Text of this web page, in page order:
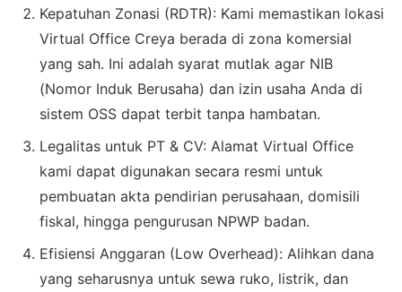
Kepatuhan Zonasi (RDTR): Kami memastikan lokasi
Virtual Office Creya berada di zona komersial
yang sah. Ini adalah syarat mutlak agar NIB
(Nomor Induk Berusaha) dan izin usaha Anda di
sistem OSS dapat terbit tanpa hambatan.
Legalitas untuk PT & CV: Alamat Virtual Office
kami dapat digunakan secara resmi untuk
pembuatan akta pendirian perusahaan, domisili
fiskal, hingga pengurusan NPWP badan.
Efisiensi Anggaran (Low Overhead): Alihkan dana
yang seharusnya untuk sewa ruko, listrik, dan